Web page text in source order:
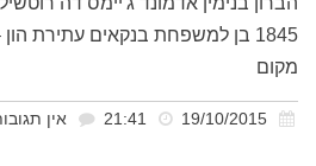
1845 בן למשפחת בנקאים עתירת
מקום
אין